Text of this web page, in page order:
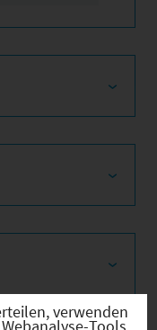
verwenden
Tools